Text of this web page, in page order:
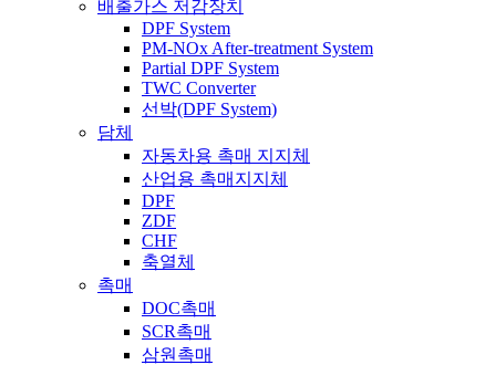
배출가스 저감장치
DPF System
PM-NOx After-treatment System
Partial DPF System
TWC Converter
선박(DPF System)
담체
자동차용 촉매 지지체
산업용 촉매지지체
DPF
ZDF
CHF
축열체
촉매
DOC촉매
SCR촉매
삼원촉매